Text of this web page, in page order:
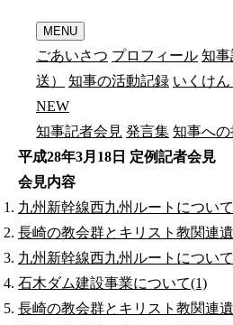
MENU
ごあいさつ プロフィール 知
送）
知事の活動記録 いくけ
NEW
知事記者会見 発言集 知事への
平成28年3月18日 定例記者会見
会見内容
九州新幹線西九州ルートについ
長崎の教会群とキリスト教関連
九州新幹線西九州ルートについ
石木ダム建設事業について(1)
長崎の教会群とキリスト教関連